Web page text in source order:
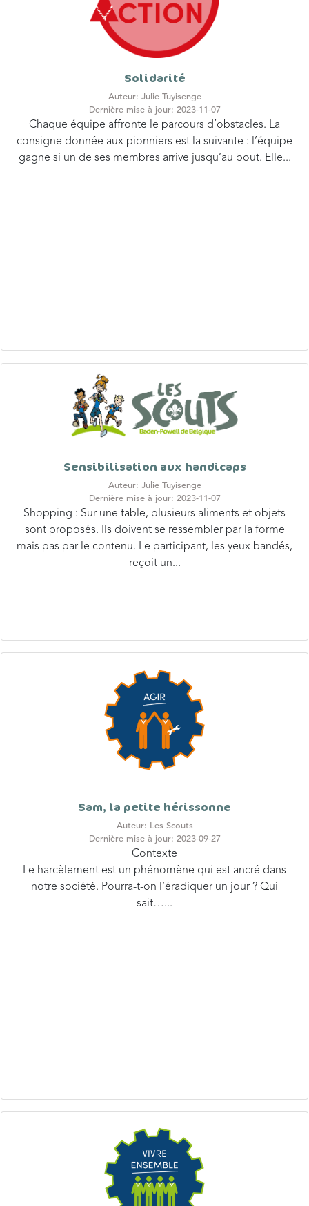
Solidarité
Auteur: Julie Tuyisenge
Chaque équipe affronte le parcours d’obstacles. La
consigne donnée aux pionniers est la suivante : l’équipe
gagne si un de ses membres arrive jusqu’au bout. Elle...
Auteur: Julie Tuyisenge
Shopping : Sur une table, plusieurs aliments et objets
sont proposés. Ils doivent se ressembler par la forme
mais pas par le contenu. Le participant, les yeux bandés,
reçoit un...
Auteur: Les Scouts
Dernière mise à jour: 2023-09-27
Contexte
Le harcèlement est un phénomène qui est ancré dans
notre société. Pourra-t-on l’éradiquer un jour ? Qui
sait…...